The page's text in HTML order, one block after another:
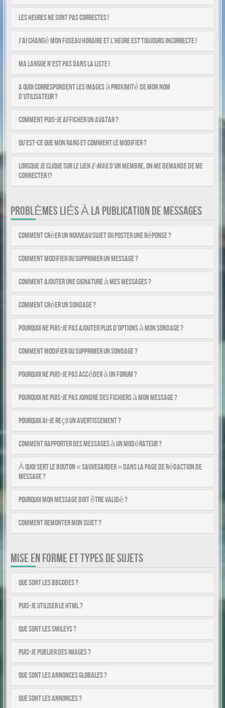
Les heures ne sont pas correctes !
J’ai changé mon fuseau horaire et l’heure est toujours incorrecte !
Ma langue n’est pas dans la liste !
A quoi correspondent les images à proximité de mon nom
d’utilisateur ?
Comment puis-je afficher un avatar ?
Qu’est-ce que mon rang et comment le modifier ?
Lorsque je clique sur le liene-maild’un membre, on me demande de me
connecter !?
PROBLÈMES LIÉS À LA PUBLICATION DE MESSAGES
Comment créer un nouveau sujet ou poster une réponse ?
Comment modifier ou supprimer un message ?
Comment ajouter une signature à mes messages ?
Comment créer un sondage ?
Pourquoi ne puis-je pas ajouter plus d’options à mon sondage ?
Comment modifier ou supprimer un sondage ?
Pourquoi ne puis-je pas accéder à un forum ?
Pourquoi ne puis-je pas joindre des fichiers à mon message ?
Pourquoi ai-je reçu un avertissement ?
Comment rapporter des messages à un modérateur ?
À quoi sert le bouton « Sauvegarder » dans la page de rédaction de
message ?
Pourquoi mon message doit être validé ?
Comment remonter mon sujet ?
MISE EN FORME ET TYPES DE SUJETS
Que sont les BBCodes ?
Puis-je utiliser le HTML ?
Que sont les smileys ?
Puis-je publier des images ?
Que sont les annonces globales ?
Que sont les annonces ?